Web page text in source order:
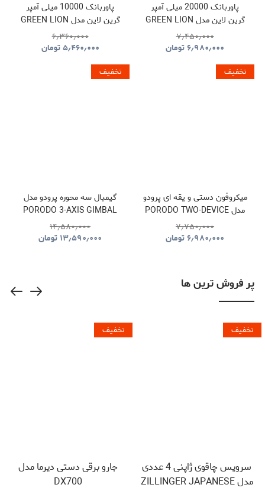
پاوربانک 20000 میلی آمپر
گرین لاین مدل GREEN LION
GNLEZ20KPBBK
۷٫۴۵۰٫۰۰۰
۶٫۹۸۰٫۰۰۰تومان
پاوربانک 10000 میلی آمپر
گرین لاین مدل GREEN LION
GNLEZ10KPBBK
۶٫۳۶۰٫۰۰۰
۵٫۴۶۰٫۰۰۰تومان
تخفیف
میکروفون دستی و یقه ای پرودو
مدل PORODO TWO-DEVICE
CONNECT HANDHELD
LAVALIER MICROPHONE
۷٫۷۵۰٫۰۰۰
۶٫۹۸۰٫۰۰۰تومان
تخفیف
گیمبال سه محوره پرودو مدل
PORODO 3-AXIS GIMBAL
STABILIZER PDLFST127BK
۱۴٫۵۸۰٫۰۰۰
۱۳٫۵۹۰٫۰۰۰ تومان
پر فروش ترین ها
تخفیف
سرویس چاقوی ژاپنی 4 عددی
مدل ZILLINGER JAPANESE
تخفیف
جارو برقی دستی دیرما مدل
DX700